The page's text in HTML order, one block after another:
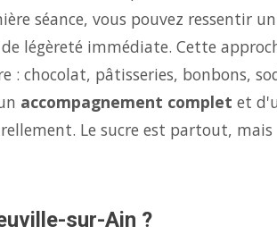
séance, vous pouvez ressentir un
légèreté immédiate. Cette
: chocolat, pâtisseries, bonbons,
accompagnement complet et
Le sucre est partout, mais
sur-Ain ?